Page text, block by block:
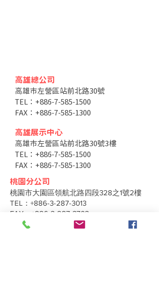
高雄總公司
高雄市左營區站前北路30號
TEL：+886-7-585-1500
FAX：+886-7-585-1300
高雄展示中心
高雄市左營區站前北路30號3樓
TEL：+886-7-585-1500
FAX：+886-7-585-1300
桃園分公司
桃園市大園區領航北路四段328之1號2樓
TEL：+886-3-287-3013
FAX：+886-3-287-3703
台中分公司